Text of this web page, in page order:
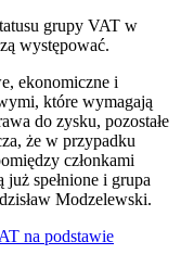
grupy VAT w
występować.
ekonomiczne i
które wymagają
do zysku, pozostałe
że w przypadku
członkami
spełnione i grupa
Modzelewski.
na podstawie